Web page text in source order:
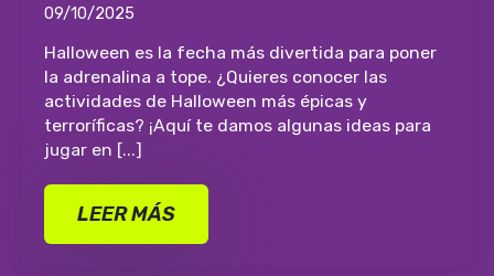
09/10/2025
Halloween es la fecha más divertida para poner
la adrenalina a tope. ¿Quieres conocer las
actividades de Halloween más épicas y
terroríficas? ¡Aquí te damos algunas ideas para
jugar en [...]
LEER MÁS